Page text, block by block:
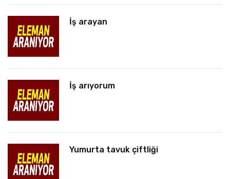
İş arayan
İş arıyorum
Yumurta tavuk çiftliği